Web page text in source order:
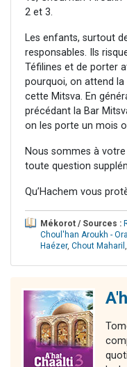
2 et 3.
Les enfants, surtout
responsables. Ils
Téfilines et de porter
pourquoi, on attend
cette Mitsva. En
précédant la Bar
on les porte un mois
Nous sommes à
toute question
Qu’Hachem vous
Mékorot / Sources :
Choul'han Aroukh -
Haézer, Chout Maharil ,